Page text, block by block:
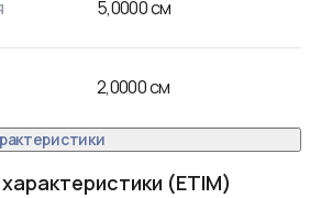
5,0000см
2,0000см
(ETIM)